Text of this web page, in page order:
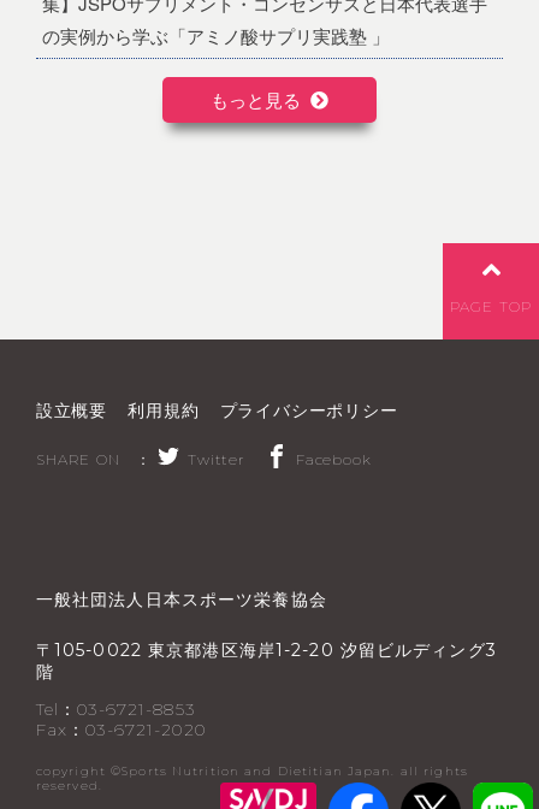
の実例から学ぶ「アミノ酸サプリ実践塾 」
もっと見る
PAGE TOP
設立概要 利用規約 プライバシーポリシー
SHARE ON ： Twitter Facebook
一般社団法人日本スポーツ栄養協会
〒 105-0022 東京都港区海岸1-2-20 汐留ビルディング3
階
Tel：03-6721-8853
Fax：03-6721-2020
copyright ©︎Sports Nutrition and Dietitian Japan. all rights
reserved.